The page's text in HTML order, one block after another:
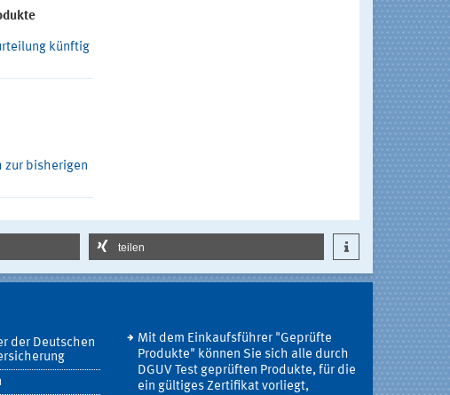
künftig
zur bisherigen
teilen
der Deutschen
Mit dem Einkaufsführer "Geprüfte
Produkte" können Sie sich alle durch
DGUV Test geprüften Produkte, für die
ein gültiges Zertifikat vorliegt,